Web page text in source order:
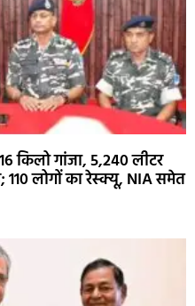
किलो गांजा, 5,240 लीटर
110 लोगों का रेस्क्यू, NIA समेत